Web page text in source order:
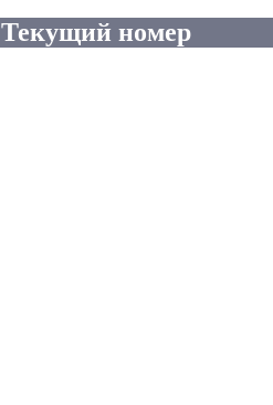
Текущий номер